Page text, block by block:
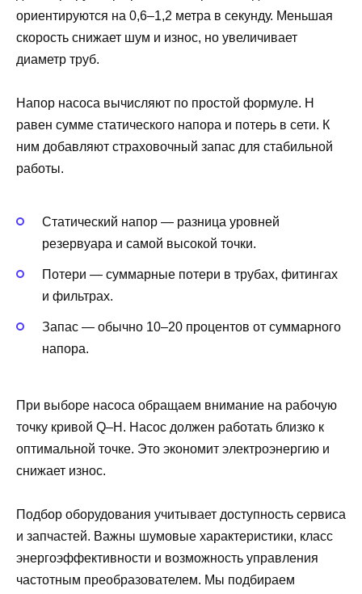
ориентируются на 0,6–1,2 метра в секунду. Меньшая
скорость снижает шум и износ, но увеличивает
диаметр труб.
Напор насоса вычисляют по простой формуле. H
равен сумме статического напора и потерь в сети. К
ним добавляют страховочный запас для стабильной
работы.
Статический напор — разница уровней
резервуара и самой высокой точки.
Потери — суммарные потери в трубах, фитингах
и фильтрах.
Запас — обычно 10–20 процентов от суммарного
напора.
При выборе насоса обращаем внимание на рабочую
точку кривой Q–H. Насос должен работать близко к
оптимальной точке. Это экономит электроэнергию и
снижает износ.
Подбор оборудования учитывает доступность сервиса
и запчастей. Важны шумовые характеристики, класс
энергоэффективности и возможность управления
частотным преобразователем. Мы подбираем